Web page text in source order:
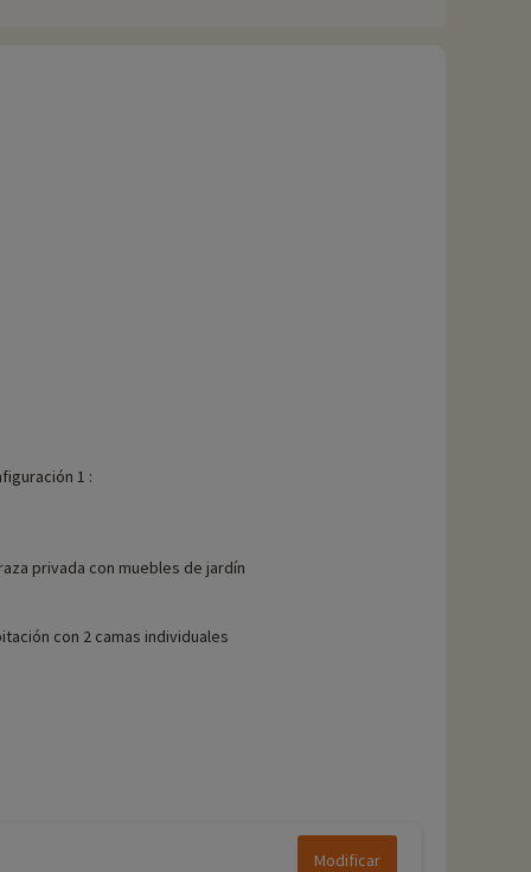
vírgenes.
alimentos básicos de la cocina local. Durante su estancia,
actividades, se pueden reservar con descuento
1 :
privada con muebles de jardín
con 2 camas individuales
Modificar